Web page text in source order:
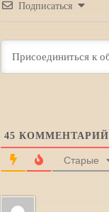
Подписаться
45 КОММЕНТАРИЙ
Старые